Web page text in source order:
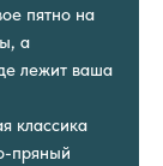
пятно на
а
лежит ваша
классика
пряный